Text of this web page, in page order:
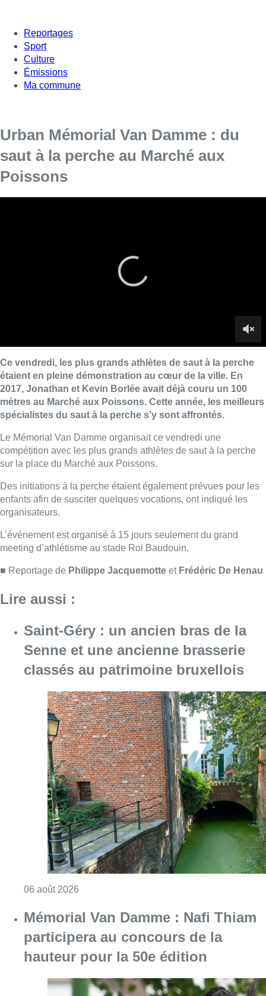
Reportages
Sport
Culture
Émissions
Ma commune
Urban Mémorial Van Damme : du
saut à la perche au Marché aux
Poissons
spécialistes du saut à la perche s’y sont affrontés.
Le Mémorial Van Damme organisait ce vendredi une
Des initiations à la perche étaient également prévues pour les
enfants afin de susciter quelques vocations, ont indiqué les
L’événement est organisé à 15 jours seulement du grand
meeting d’athlétisme au stade Roi Baudouin.
■ Reportage de Philippe JacquemotteetFrédéric De Henau
Lire aussi :
Saint-Géry : un ancien bras de la
Senne et une ancienne brasserie
classés au patrimoine bruxellois
06 août 2026Consulter l'article "Saint-Géry : un ancien
Mémorial Van Damme : Nafi Thiam
participera au concours de la
hauteur pour la 50e édition